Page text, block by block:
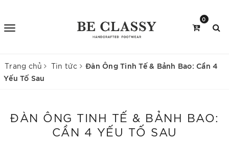
0
Trang chủ Tin tức
Đàn Ông Tinh Tế & Bảnh Bao: Cần 4
Yếu Tố Sau
ĐÀN ÔNG TINH TẾ & BẢNH BAO:
CẦN 4 YẾU TỐ SAU